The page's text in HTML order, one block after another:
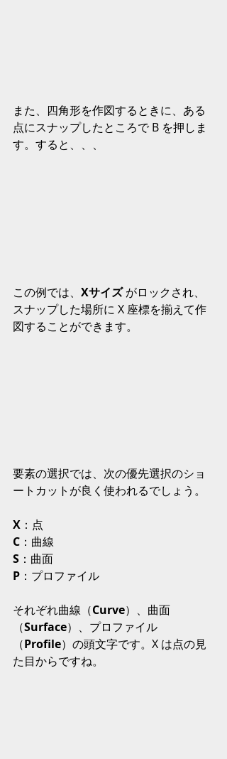
また、四角形を作図するときに、ある
点にスナップしたところで B を押しま
す。すると、、、
この例では、 Xサイズ がロックされ、
スナップした場所に X 座標を揃えて作
図することができます。
要素の選択では、次の優先選択のショ
ートカットが良く使われるでしょう。
X ：点
C ：曲線
S ：曲面
P ：プロファイル
それぞれ曲線（Curve）、曲面
（Surface）、プロファイル
（Profile）の頭文字です。X は点の見
た目からですね。